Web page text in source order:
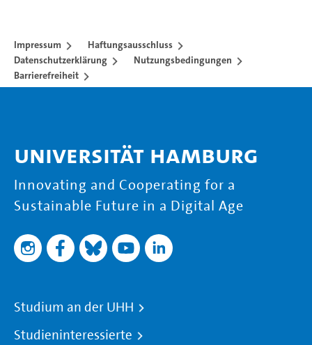
Impressum
Haftungsausschluss
Datenschutzerklärung
Nutzungsbedingungen
Barrierefreiheit
Universität Hamburg
Innovating and Cooperating for a
Sustainable Future in a Digital Age
Studium an der UHH
Studieninteressierte